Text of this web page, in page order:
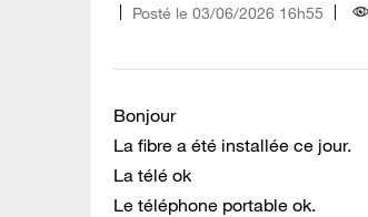
Posté le ‎03/06/2026 16h55
Bonjour
La fibre a été installée ce jour.
La télé ok
Le téléphone portable ok.